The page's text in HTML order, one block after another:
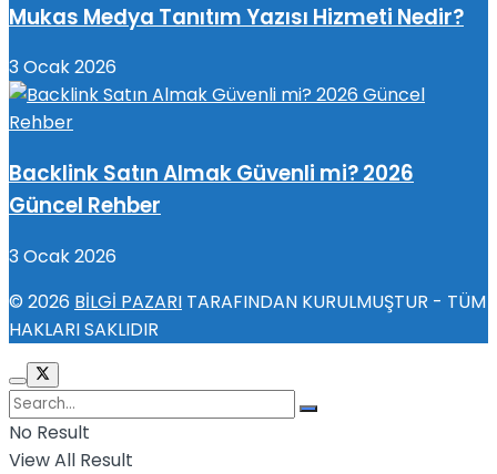
Mukas Medya Tanıtım Yazısı Hizmeti Nedir?
3 Ocak 2026
Backlink Satın Almak Güvenli mi? 2026
Güncel Rehber
3 Ocak 2026
© 2026 BİLGİ PAZARI TARAFINDAN KURULMUŞTUR - TÜM
HAKLARI SAKLIDIR
No Result
View All Result